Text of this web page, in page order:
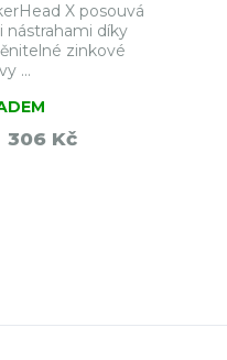
X posouvá
díky
zinkové
...
306 Kč